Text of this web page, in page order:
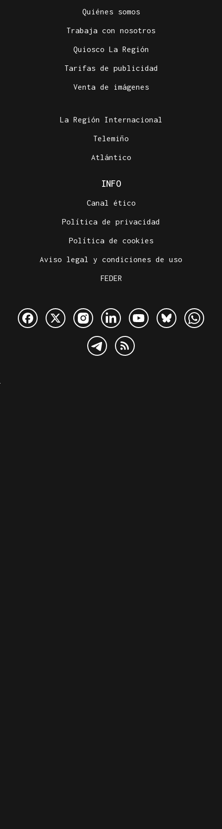
Quiénes somos
Trabaja con nosotros
Quiosco La Región
Tarifas de publicidad
Venta de imágenes
La Región Internacional
Telemiño
Atlántico
INFO
Canal ético
Política de privacidad
Política de cookies
Aviso legal y condiciones de uso
FEDER